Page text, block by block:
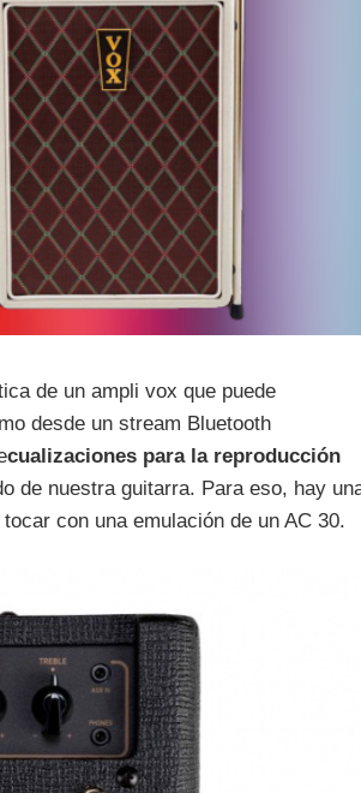
de un ampli vox que puede
desde un stream Bluetooth
cualizaciones para la reproducción
de nuestra guitarra. Para eso, hay
con una emulación de un AC 30.